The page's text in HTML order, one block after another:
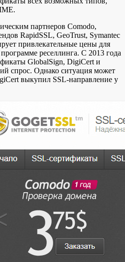
партнеров Comodo,
RapidSSL, GeoTrust, Symantec
привлекательные цены для
реселлинга. C 2013 года
GlobalSign, DigiCert и
спрос. Однако ситуация может
выкупил SSL-направление у